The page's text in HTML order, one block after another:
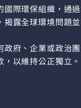
國際環保組織，通
揭露全球環境問題
政府、企業或政治
以維持公正獨立。